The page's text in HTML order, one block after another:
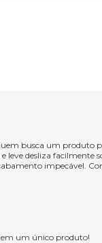
busca um produto
desliza facilmente
impecável.
um único produto!